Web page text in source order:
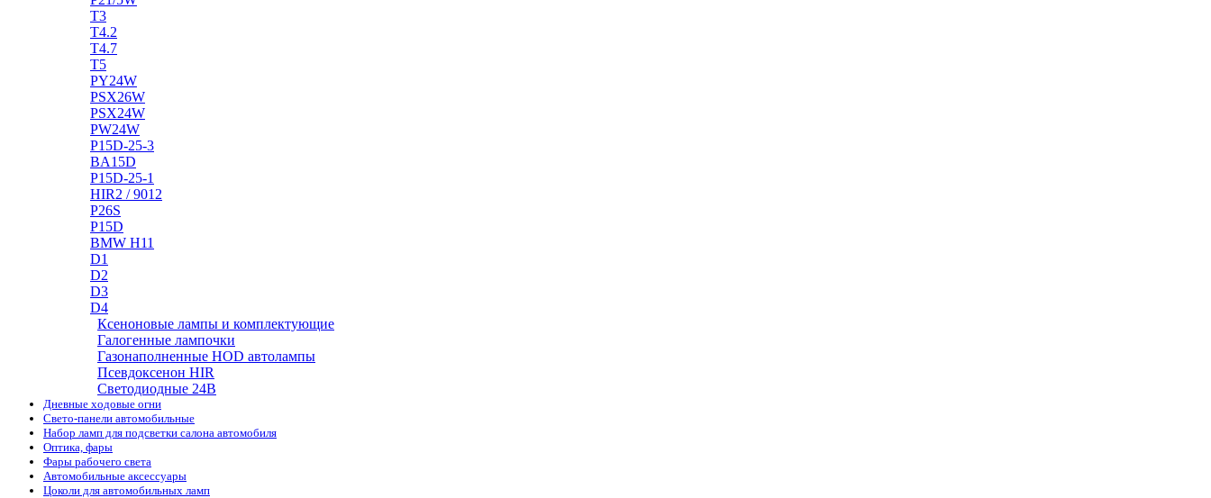
T3
T4.2
T4.7
T5
PY24W
PSX26W
PSX24W
PW24W
P15D-25-3
BA15D
P15D-25-1
HIR2 / 9012
P26S
P15D
BMW H11
D1
D2
D3
D4
Ксеноновые лампы и комплектующие
Галогенные лампочки
Газонаполненные HOD автолампы
Псевдоксенон HIR
Cветодиодные 24B
Дневные ходовые огни
Свето-панели автомобильные
Набор ламп для подсветки салона автомобиля
Оптика, фары
Фары рабочего света
Автомобильные аксессуары
Цоколи для автомобильных ламп